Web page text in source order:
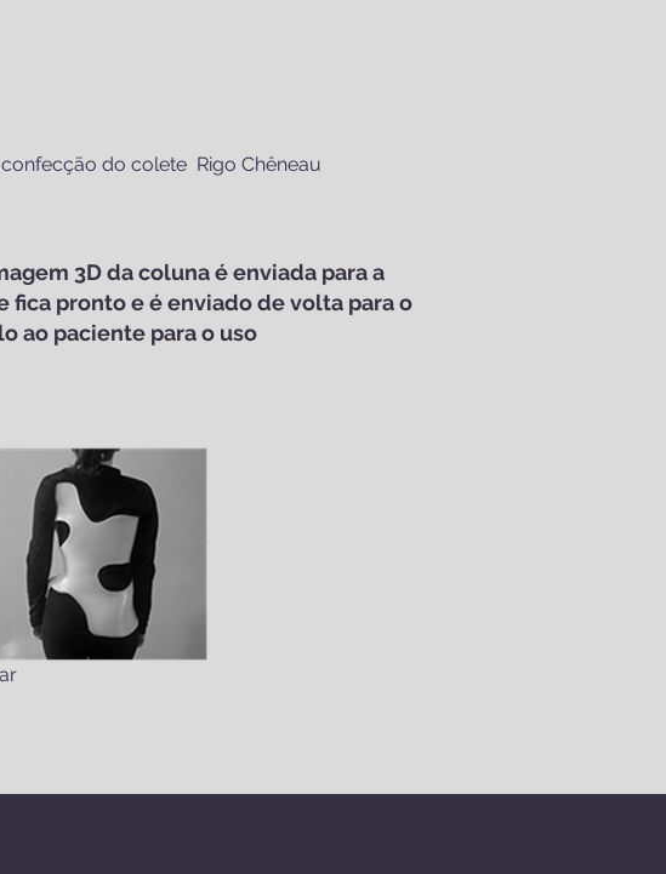
do colete Rigo Chêneau
3D da coluna é enviada para a
pronto e é enviado de volta para o
ao paciente para o uso